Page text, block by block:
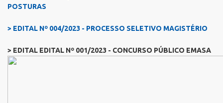
POSTURAS
> EDITAL Nº 004/2023 - PROCESSO SELETIVO MAGISTÉRIO
> EDITAL EDITAL Nº 001/2023 - CONCURSO PÚBLICO EMASA